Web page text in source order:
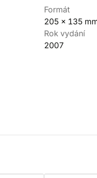
Formát
205 x 135
Rok vydání
2007